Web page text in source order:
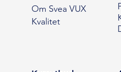
Om Svea VUX
Kvalitet